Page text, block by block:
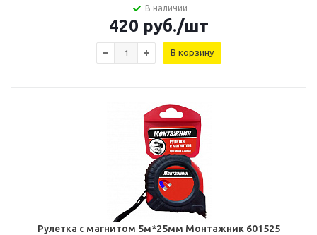
В наличии
420 руб./шт
В корзину
Рулетка с магнитом 5м*25мм Монтажник 601525